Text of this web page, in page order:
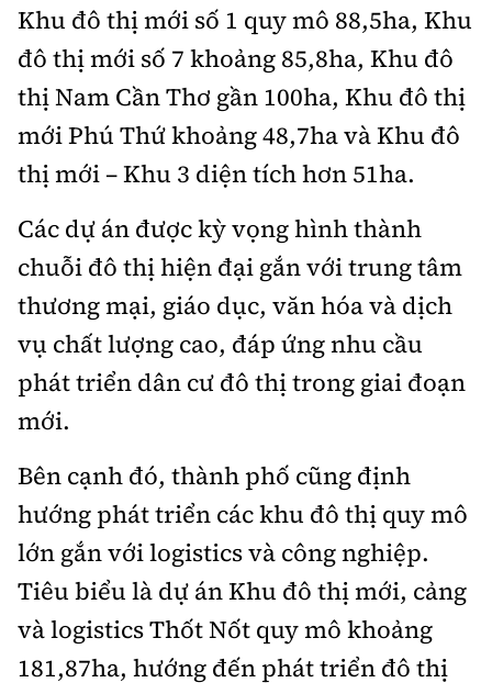
Khu đô thị mới số 1 quy mô 88,5ha, Khu
đô thị mới số 7 khoảng 85,8ha, Khu đô
thị Nam Cần Thơ gần 100ha, Khu đô thị
mới Phú Thứ khoảng 48,7ha và Khu đô
thị mới – Khu 3 diện tích hơn 51ha.
Các dự án được kỳ vọng hình thành
chuỗi đô thị hiện đại gắn với trung tâm
thương mại, giáo dục, văn hóa và dịch
vụ chất lượng cao, đáp ứng nhu cầu
phát triển dân cư đô thị trong giai đoạn
mới.
Bên cạnh đó, thành phố cũng định
hướng phát triển các khu đô thị quy mô
lớn gắn với logistics và công nghiệp.
Tiêu biểu là dự án Khu đô thị mới, cảng
và logistics Thốt Nốt quy mô khoảng
181,87ha, hướng đến phát triển đô thị